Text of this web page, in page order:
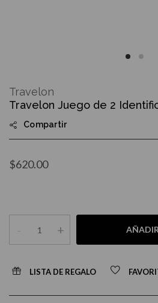
the
beginning
the
images
Travelon Juego de 2
Compartir
$620.00
- +
LISTA DE REGALO
Travelon